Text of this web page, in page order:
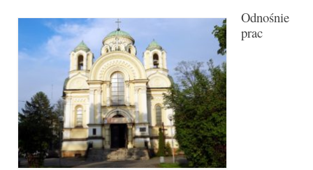
Odnośnie
prac